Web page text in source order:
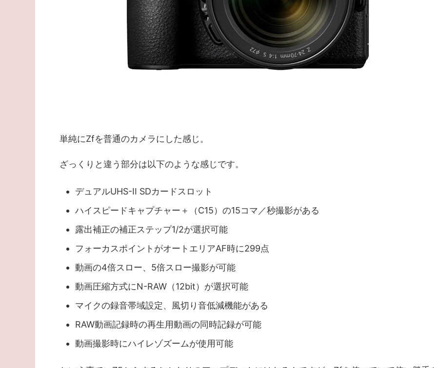
単純にZfを普通のカメラにした感じ。
ざっくりと違う部分は以下のような感じです。
デュアルUHS-II SDカードスロット
ハイスピードキャプチャー＋（C15）の15コマ／秒撮影がある
露出補正の補正ステップ1/2が選択可能
フォーカスポイントがオートエリアAF時に299点
動画の4倍スロー、5倍スロー撮影が可能
動画圧縮方式にN-RAW（12bit）が選択可能
マイクの録音帯域設定、風切り音低減機能がある
RAW動画記録時の再生用動画の同時記録が可能
動画撮影時にハイレゾズームが使用可能